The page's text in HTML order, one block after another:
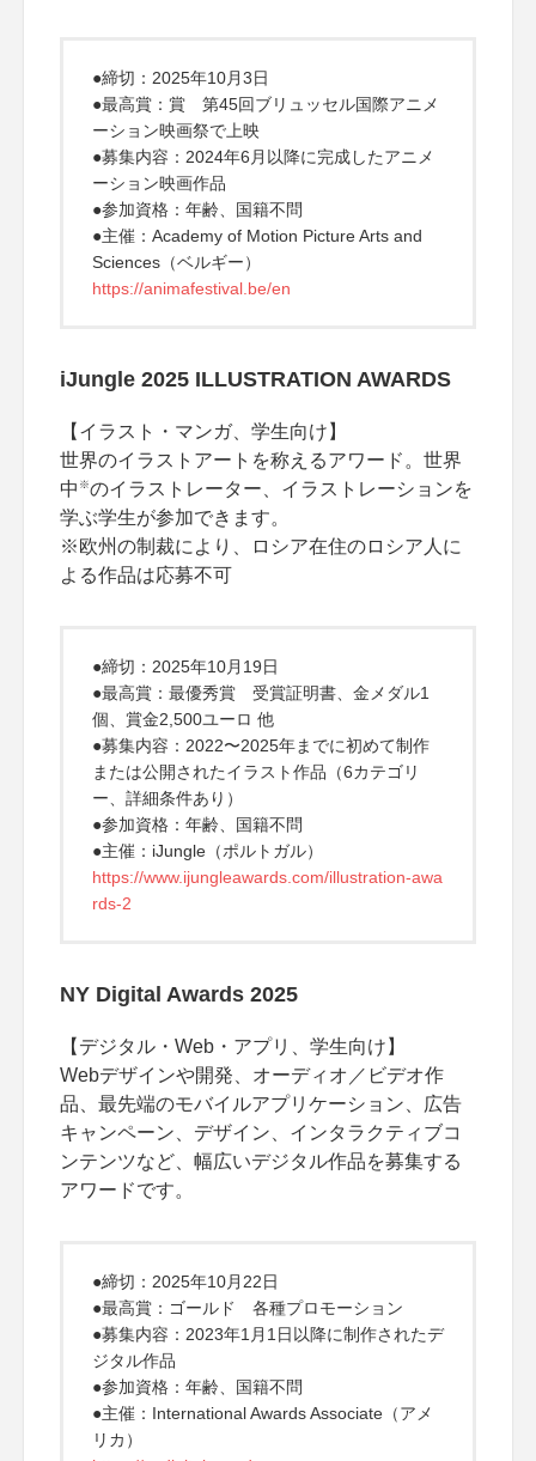
●締切：2025年10月3日
●最高賞：賞 第45回ブリュッセル国際アニメ
ーション映画祭で上映
●募集内容：2024年6月以降に完成したアニメ
ーション映画作品
●参加資格：年齢、国籍不問
●主催：Academy of Motion Picture Arts and
Sciences（ベルギー）
https://animafestival.be/en
iJungle 2025 ILLUSTRATION AWARDS
【イラスト・マンガ、学生向け】
世界のイラストアートを称えるアワード。世界
中 ※のイラストレーター、イラストレーションを
学ぶ学生が参加できます。
※欧州の制裁により、ロシア在住のロシア人に
よる作品は応募不可
●締切：2025年10月19日
●最高賞：最優秀賞 受賞証明書、金メダル1
個、賞金2,500ユーロ 他
●募集内容：2022〜2025年までに初めて制作
または公開されたイラスト作品（6カテゴリ
ー、詳細条件あり）
●参加資格：年齢、国籍不問
●主催：iJungle（ポルトガル）
https://www.ijungleawards.com/illustration-awa
rds-2
NY Digital Awards 2025
【デジタル・Web・アプリ、学生向け】
Webデザインや開発、オーディオ／ビデオ作
品、最先端のモバイルアプリケーション、広告
キャンペーン、デザイン、インタラクティブコ
ンテンツなど、幅広いデジタル作品を募集する
アワードです。
●締切：2025年10月22日
●最高賞：ゴールド 各種プロモーション
●募集内容：2023年1月1日以降に制作されたデ
ジタル作品
●参加資格：年齢、国籍不問
●主催：International Awards Associate（アメ
リカ）